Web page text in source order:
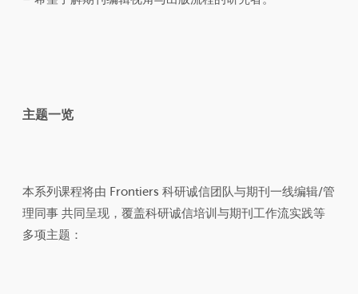
主题一览
本系列课程将由 Frontiers 科研诚信团队与期刊一线编辑/管
理同事 共同呈现，覆盖科研诚信培训与期刊工作流实践等
多项主题：